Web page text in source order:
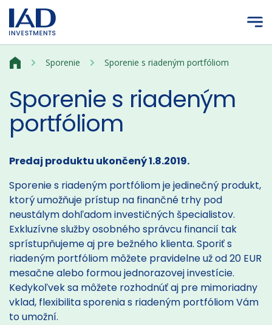
Prejsť na hlavný obsah
Sporenie Sporenie s riadeným portfóliom
Sporenie s riadeným
portfóliom
Predaj produktu ukončený 1.8.2019.
Sporenie s riadeným portfóliom je jedinečný produkt,
ktorý umožňuje prístup na finančné trhy pod
neustálym dohľadom investičných špecialistov.
Exkluzívne služby osobného správcu financií tak
sprístupňujeme aj pre bežného klienta. Sporiť s
riadeným portfóliom môžete pravidelne už od 20 EUR
mesačne alebo formou jednorazovej investície.
Kedykoľvek sa môžete rozhodnúť aj pre mimoriadny
vklad, flexibilita sporenia s riadeným portfóliom Vám
to umožní.